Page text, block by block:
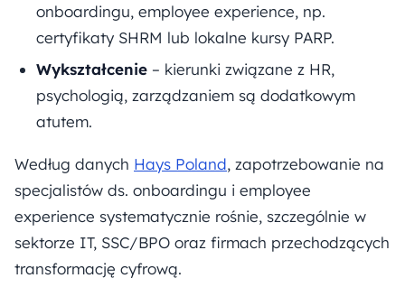
onboardingu, employee experience, np.
certyfikaty SHRM lub lokalne kursy PARP.
Wykształcenie – kierunki związane z HR,
psychologią, zarządzaniem są dodatkowym
atutem.
Według danych Hays Poland, zapotrzebowanie na
specjalistów ds. onboardingu i employee
experience systematycznie rośnie, szczególnie w
sektorze IT, SSC/BPO oraz firmach przechodzących
transformację cyfrową.